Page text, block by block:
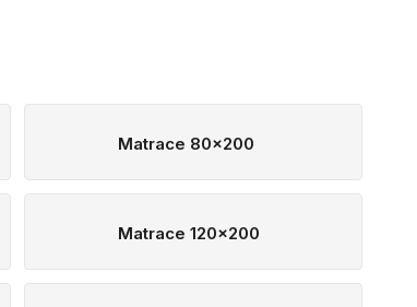
Matrace 80x200
Matrace 120x200